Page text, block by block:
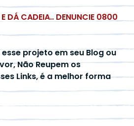
E DÁ CADEIA.. DENUNCIE 0800
projeto em seu Blog ou
Não Reupem os
Links, é a melhor forma